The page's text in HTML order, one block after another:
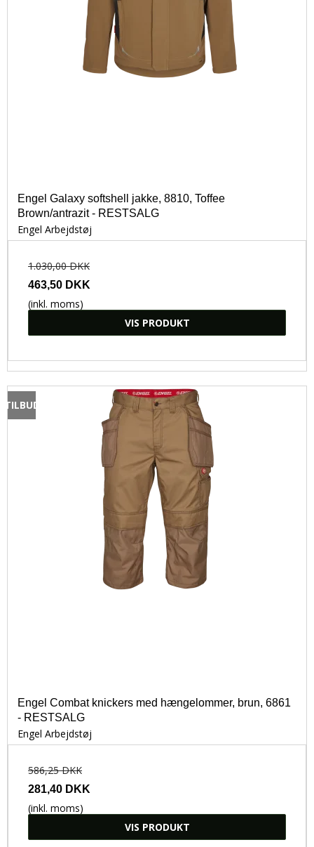
Engel Galaxy softshell jakke, 8810, Toffee
Brown/antrazit - RESTSALG
Engel Arbejdstøj
1.030,00 DKK
463,50 DKK
(inkl. moms)
VIS PRODUKT
TILBUD
Engel Combat knickers med hængelommer, brun, 6861
- RESTSALG
Engel Arbejdstøj
586,25 DKK
281,40 DKK
(inkl. moms)
VIS PRODUKT